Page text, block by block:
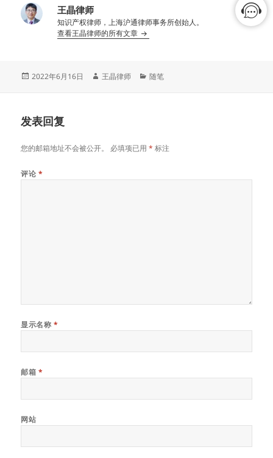
王晶律师
知识产权律师，上海沪通律师事务所创始人。
查看王晶律师的所有文章
发
2022年6月16日
作
王晶律师
分
随笔
发表回复
您的邮箱地址不会被公开。 必填项已用* 标注
评论 *
显示名称 *
邮箱 *
网站